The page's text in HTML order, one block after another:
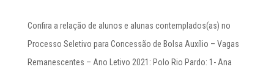
Confira a relação de alunos e alunas contemplados(as) no
Processo Seletivo para Concessão de Bolsa Auxílio – Vagas
Remanescentes – Ano Letivo 2021: Polo Rio Pardo: 1- Ana